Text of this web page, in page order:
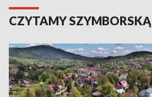
CZYTAMY SZYMBORSKĄ